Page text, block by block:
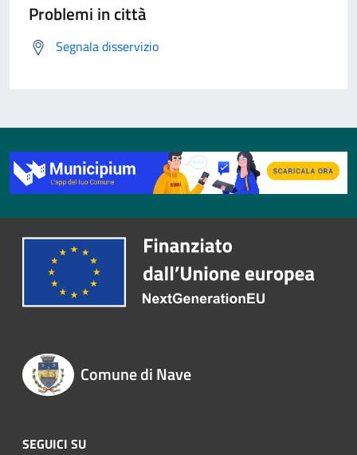
Problemi in città
Segnala disservizio
Comune di Nave
SEGUICI SU